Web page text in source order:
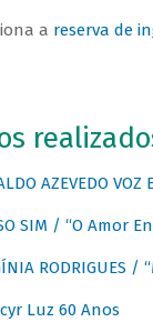
a reserva de
AZEVEDO VOZ
SIM / “O Amor
RODRIGUES /
Luz 60 Anos